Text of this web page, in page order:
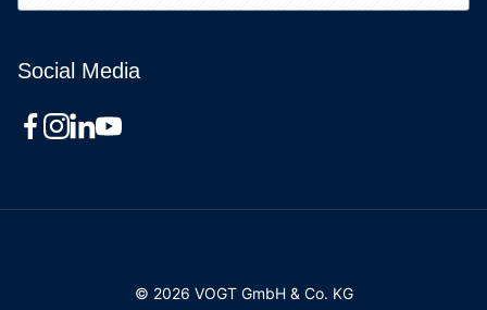
Social Media
© 2026 VOGT GmbH & Co. KG